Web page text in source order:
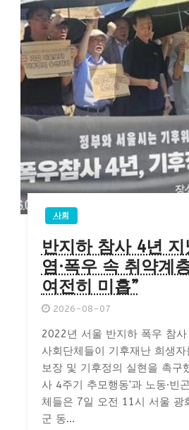
사회
반지하 참사 4년
염·폭우 속 취약계
여전히 미흡”
2026-08-07
2022년 서울 반지하 폭우 참
사회단체들이 기후재난 희생
보장 및 기후정의 실현을 촉구
사 4주기 추모행동'과 노동·빈
체들은 7일 오전 11시 서울 광
군 동...